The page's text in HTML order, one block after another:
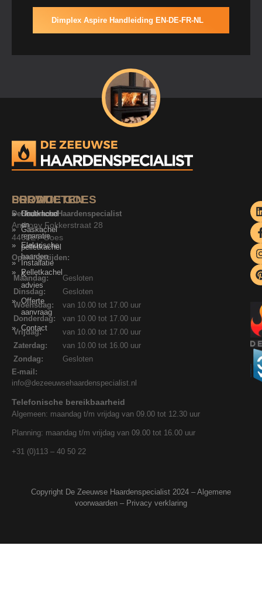
Dimplex Aspire Handleiding EN-DE-FR-NL
SERVICE
Onderhoud
en
reparatie
pelletkachel
Installatie
&
advies
Offerte
aanvraag
Contact
PRODUCTEN
Houtkachel
Gaskachel
Elektrische
haarden
Pelletkachel
LOCATIE GOES
De Zeeuwse Haardenspecialist
Anthony Fokkerstraat 28
4462ET Goes
Openingstijden:
Maandag:
Gesloten
Dinsdag:
Gesloten
Woensdag:
van 10.00 tot 17.00 uur
Donderdag:
van 10.00 tot 17.00 uur
Vrijdag:
van 10.00 tot 17.00 uur
Zaterdag:
van 10.00 tot 16.00 uur
Zondag:
Gesloten
E-mail:
info@dezeeuwsehaardenspecialist.nl
Telefonische bereikbaarheid
Algemeen: maandag t/m vrijdag van 09.00 tot 12.30 uur
Planning: maandag t/m vrijdag van 09.00 tot 16.00 uur
+31 (0)113 – 40 50 22
Copyright De Zeeuwse Haardenspecialist 2024 – Algemene
voorwaarden – Privacy verklaring